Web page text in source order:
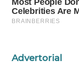
Advertorial
UMKM